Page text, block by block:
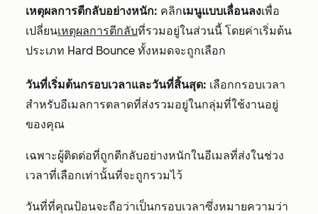
เหตุผลการตีกลับอย่างหนัก: คลิกเมนูแบบเลื่อนลงเพื่อ
เปลี่ยนเหตุผลการตีกลับที่รวมอยู่ในส่วนนี้ โดยค่าเริ่มต้น
ประเภท Hard Bounce ทั้งหมดจะถูกเลือก
วันที่เริ่มต้นกรอบเวลาและวันที่สิ้นสุด: เลือกกรอบเวลา
สำหรับอีเมลการตลาดที่ส่งรวมอยู่ในกลุ่มที่ใช้งานอยู่
ของคุณ
เฉพาะผู้ติดต่อที่ถูกตีกลับอย่างหนักในอีเมลที่ส่งในช่วง
เวลาที่เลือกเท่านั้นที่จะถูกรวมไว้
วันที่ที่คุณป้อนจะถือว่าเป็นกรอบเวลาซึ่งหมายความว่า